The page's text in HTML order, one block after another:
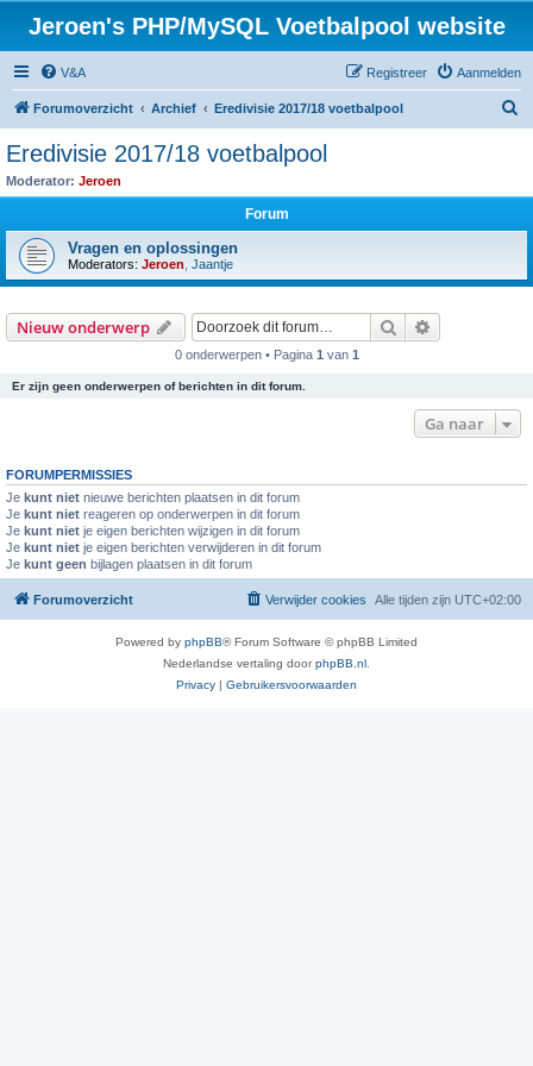
Jeroen's PHP/MySQL Voetbalpool website
V&A Aanmelden
Registreer
Forumoverzicht Archief Eredivisie 2017/18 voetbalpool
Eredivisie 2017/18 voetbalpool
Moderator: Jeroen
Forum
Vragen en oplossingen
Moderators: Jeroen Jaantje
Nieuw onderwerp Zoek
0 onderwerpen • Pagina 1 van 1
Er zijn geen onderwerpen of berichten in dit forum.
Ga naar
FORUMPERMISSIES
Je kunt niet nieuwe berichten plaatsen in dit forum
Je kunt niet reageren op onderwerpen in dit forum
Je kunt niet je eigen berichten wijzigen in dit forum
Je kunt niet je eigen berichten verwijderen in dit forum
Je kunt geen bijlagen plaatsen in dit forum
Forumoverzicht Alle tijden zijn UTC+02:00
Verwijder cookies
Powered by phpBB® Forum Software © phpBB Limited
Nederlandse vertaling doorphpBB.nl
Privacy | Gebruikersvoorwaarden